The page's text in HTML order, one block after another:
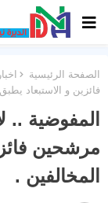
الصفحة الرئيسية
فائزين و الاستبعاد
المفوضية
مرشحين
المخالفين .